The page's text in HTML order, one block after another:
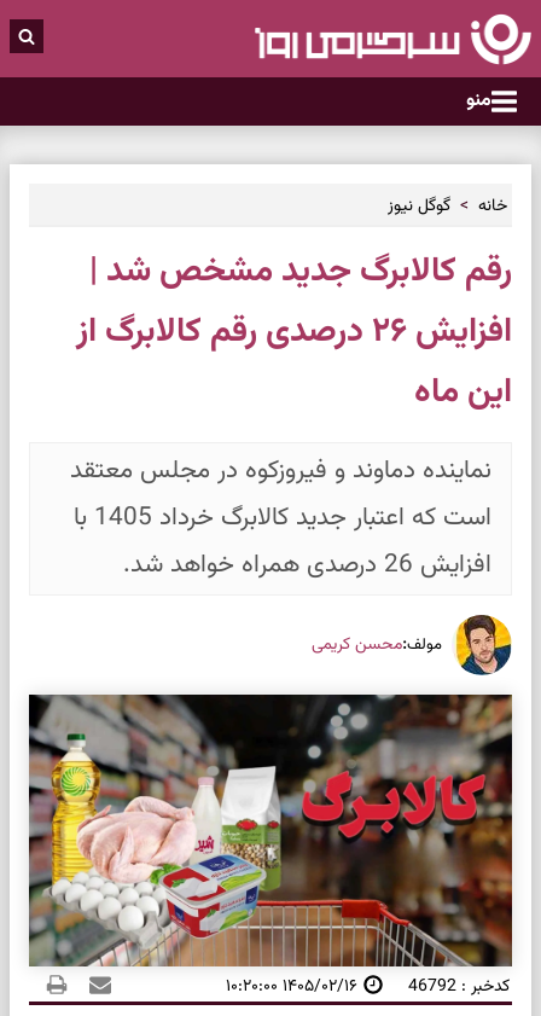
منو
خانه گوگل نیوز
رقم کالابرگ جدید مشخص شد |
افزایش ۲۶ درصدی رقم کالابرگ از
این ماه
نماینده دماوند و فیروزکوه در مجلس معتقد
است که اعتبار جدید کالابرگ خرداد 1405 با
افزایش 26 درصدی همراه خواهد شد.
مولف:محسن کریمی
کدخبر : 46792 ۱۴۰۵/۰۲/۱۶ ۱۰:۲۰:۰۰